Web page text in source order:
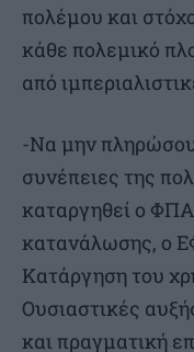
πολέμου και
κάθε πολεμικό
από
-Να μην
συνέπειες της
καταργηθεί ο ΦΠΑ
κατανάλωσης, ο
Κατάργηση του
Ουσιαστικές
και πραγματική